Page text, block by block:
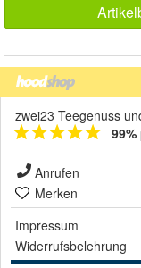
zwei23 Teegenuss
Anrufen
Merken
Impressum
Widerrufsbelehrung